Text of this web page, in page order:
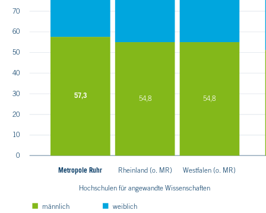
Hochschulen für angewandte Wissenschaften
0
10
20
30
40
50
60
70
57,3
Metropole Ruhr
54,8
Rheinland (o. MR)
54,8
Westfalen (o. MR)
männlich weiblich